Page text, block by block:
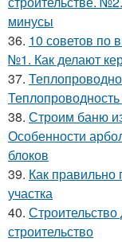
минусы
36. 10 советов по
№1. Как делают
37.
38. Строим баню
Особенности
блоков
39. Как правильно
участка
40.
строительство